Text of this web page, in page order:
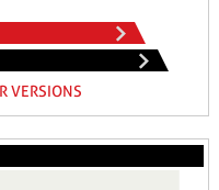
VERSIONS